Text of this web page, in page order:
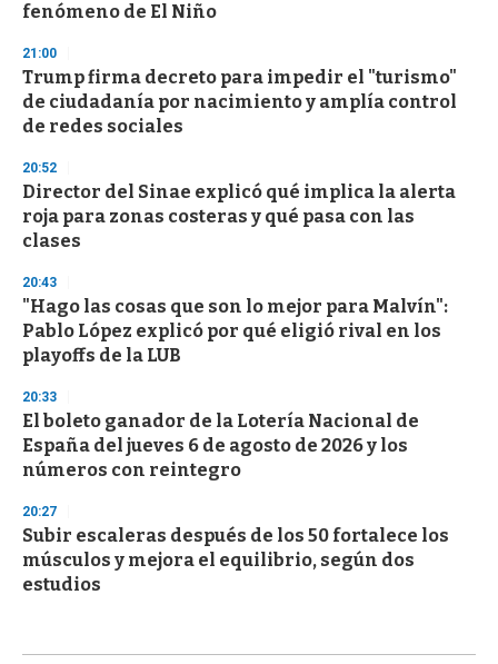
fenómeno de El Niño
21:00
Trump firma decreto para impedir el "turismo"
de ciudadanía por nacimiento y amplía control
de redes sociales
20:52
Director del Sinae explicó qué implica la alerta
roja para zonas costeras y qué pasa con las
clases
20:43
"Hago las cosas que son lo mejor para Malvín":
Pablo López explicó por qué eligió rival en los
playoffs de la LUB
20:33
El boleto ganador de la Lotería Nacional de
España del jueves 6 de agosto de 2026 y los
números con reintegro
20:27
Subir escaleras después de los 50 fortalece los
músculos y mejora el equilibrio, según dos
estudios